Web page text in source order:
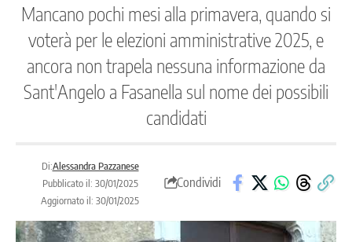
Mancano pochi mesi alla primavera, quando si
voterà per le elezioni amministrative 2025, e
ancora non trapela nessuna informazione da
Sant'Angelo a Fasanella sul nome dei possibili
candidati
Di:Alessandra Pazzanese
Pubblicato il: 30/01/2025
Aggiornato il: 30/01/2025
Condividi